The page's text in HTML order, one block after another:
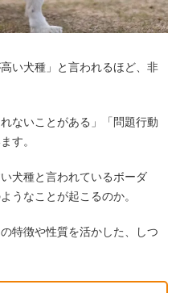
い犬種」と言われるほど、非
ないことがある」「問題行動
す。
犬種と言われているボーダ
うなことが起こるのか。
特徴や性質を活かした、しつ